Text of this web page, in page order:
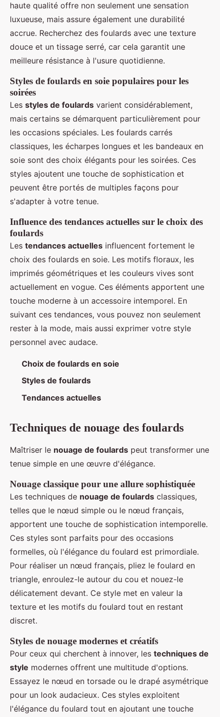
haute qualité offre non seulement une sensation
luxueuse, mais assure également une durabilité
accrue. Recherchez des foulards avec une texture
douce et un tissage serré, car cela garantit une
meilleure résistance à l'usure quotidienne.
Styles de foulards en soie populaires pour les
soirées
Les styles de foulards varient considérablement,
mais certains se démarquent particulièrement pour
les occasions spéciales. Les foulards carrés
classiques, les écharpes longues et les bandeaux en
soie sont des choix élégants pour les soirées. Ces
styles ajoutent une touche de sophistication et
peuvent être portés de multiples façons pour
s'adapter à votre tenue.
Influence des tendances actuelles sur le choix des
foulards
Les tendances actuelles influencent fortement le
choix des foulards en soie. Les motifs floraux, les
imprimés géométriques et les couleurs vives sont
actuellement en vogue. Ces éléments apportent une
touche moderne à un accessoire intemporel. En
suivant ces tendances, vous pouvez non seulement
rester à la mode, mais aussi exprimer votre style
personnel avec audace.
Choix de foulards en soie
Styles de foulards
Tendances actuelles
Techniques de nouage des foulards
Maîtriser le nouage de foulards peut transformer une
tenue simple en une œuvre d'élégance.
Nouage classique pour une allure sophistiquée
Les techniques de nouage de foulards classiques,
telles que le nœud simple ou le nœud français,
apportent une touche de sophistication intemporelle.
Ces styles sont parfaits pour des occasions
formelles, où l'élégance du foulard est primordiale.
Pour réaliser un nœud français, pliez le foulard en
triangle, enroulez-le autour du cou et nouez-le
délicatement devant. Ce style met en valeur la
texture et les motifs du foulard tout en restant
discret.
Styles de nouage modernes et créatifs
Pour ceux qui cherchent à innover, les techniques de
style modernes offrent une multitude d'options.
Essayez le nœud en torsade ou le drapé asymétrique
pour un look audacieux. Ces styles exploitent
l'élégance du foulard tout en ajoutant une touche